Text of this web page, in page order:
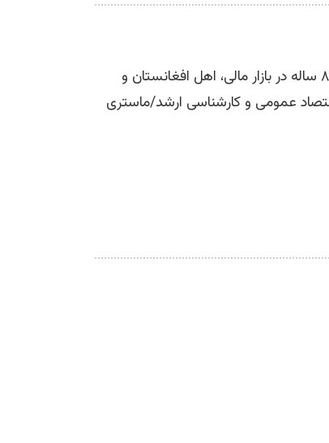
سازنده این وبسایت (پایه گذار) دارای تجربه ۸ ساله در بازار مالی، اهل افغانستان و
عمومی و کارشناسی ارشد/ماستری